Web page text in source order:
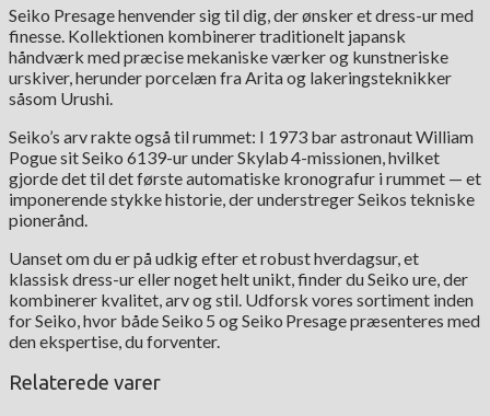
Seiko Presage henvender sig til dig, der ønsker et dress-ur med
finesse. Kollektionen kombinerer traditionelt japansk
håndværk med præcise mekaniske værker og kunstneriske
urskiver, herunder porcelæn fra Arita og lakeringsteknikker
såsom Urushi.
Seiko’s arv rakte også til rummet: I 1973 bar astronaut William
Pogue sit Seiko 6139-ur under Skylab 4-missionen, hvilket
gjorde det til det første automatiske kronografur i rummet — et
imponerende stykke historie, der understreger Seikos tekniske
pionerånd.
Uanset om du er på udkig efter et robust hverdagsur, et
klassisk dress-ur eller noget helt unikt, finder du Seiko ure, der
kombinerer kvalitet, arv og stil. Udforsk vores sortiment inden
for Seiko, hvor både Seiko 5 og Seiko Presage præsenteres med
den ekspertise, du forventer.
Relaterede varer